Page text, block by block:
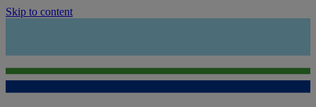
Skip to content